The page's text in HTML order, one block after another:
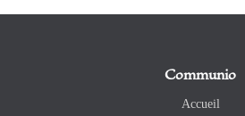
Communio
Accueil